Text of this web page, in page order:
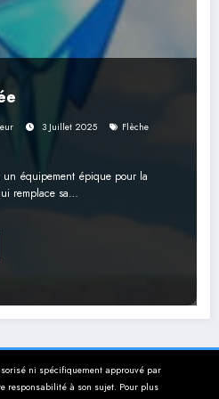
3 Juillet 2025
Flèche
un équipement épique pour la
remplace sa…
ni spécifiquement approuvé par
responsabilité à son sujet. Pour plus